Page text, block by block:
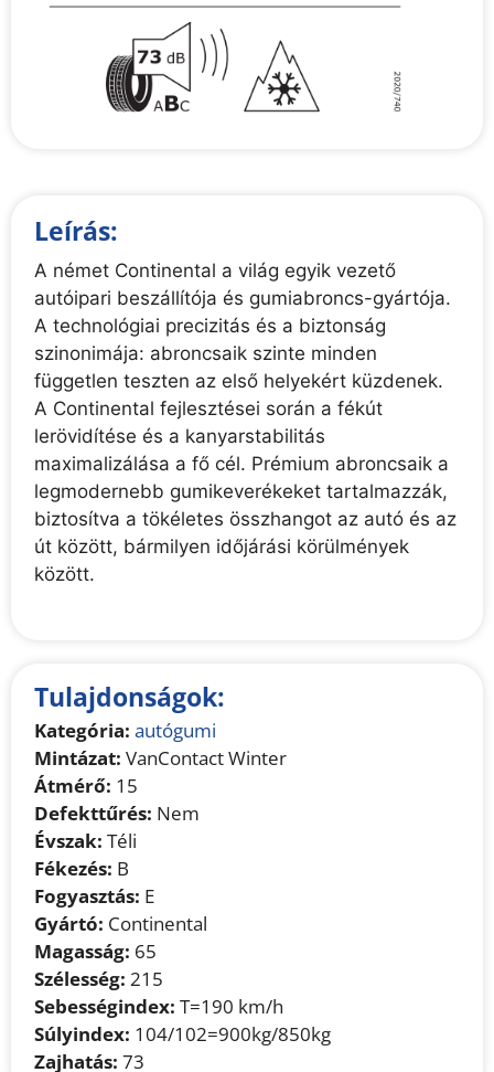
Leírás:
A német Continental a világ egyik vezető
autóipari beszállítója és gumiabroncs-gyártója.
A technológiai precizitás és a biztonság
szinonimája: abroncsaik szinte minden
független teszten az első helyekért küzdenek.
A Continental fejlesztései során a fékút
lerövidítése és a kanyarstabilitás
maximalizálása a fő cél. Prémium abroncsaik a
legmodernebb gumikeverékeket tartalmazzák,
biztosítva a tökéletes összhangot az autó és az
út között, bármilyen időjárási körülmények
között.
Tulajdonságok:
Kategória: autógumi
Mintázat: VanContact Winter
Átmérő: 15
Defekttűrés: Nem
Évszak: Téli
Fékezés: B
Fogyasztás: E
Gyártó: Continental
Magasság: 65
Szélesség: 215
Sebességindex: T=190 km/h
Súlyindex: 104/102=900kg/850kg
Zajhatás: 73